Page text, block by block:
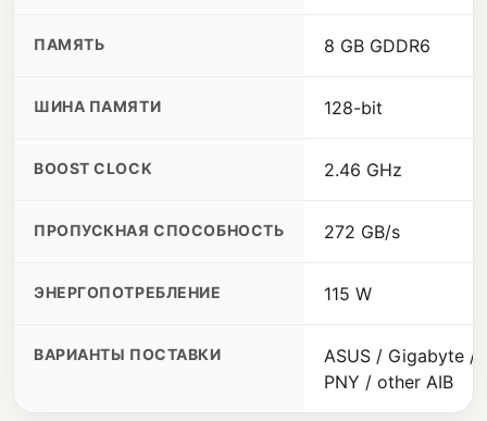
ПАМЯТЬ 8 GB GDDR6
ШИНА ПАМЯТИ 128-bit
BOOST CLOCK 2.46 GHz
ПРОПУСКНАЯ СПОСОБНОСТЬ 272 GB/s
ЭНЕРГОПОТРЕБЛЕНИЕ 115 W
ВАРИАНТЫ ПОСТАВКИ
ASUS / Gigabyte /
PNY / other AIB